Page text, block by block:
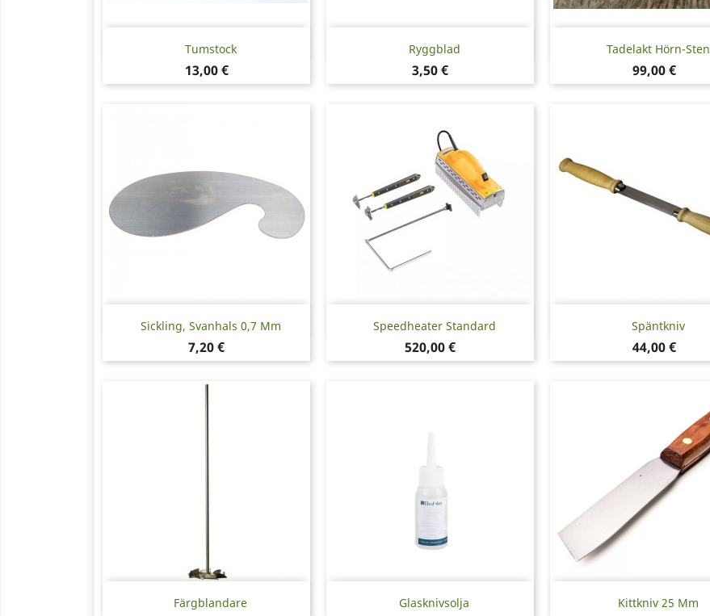
Tumstock
Pris
13,00 €
Snabbvy Ryggblad
Pris
3,50 €
Snabbvy Tadelakt Hörn-Sten
Pris
99,00 €
Snabbvy
Sickling, Svanhals 0,7 Mm
Pris
7,20 €
 Snabbvy Speedheater Standard
Pris
520,00 €
Snabbvy Späntkniv
Pris
44,00 €
Snabbvy
Färgblandare
Snabbvy Glasknivsolja
Snabbvy Kittkniv 25 Mm
Snabbvy